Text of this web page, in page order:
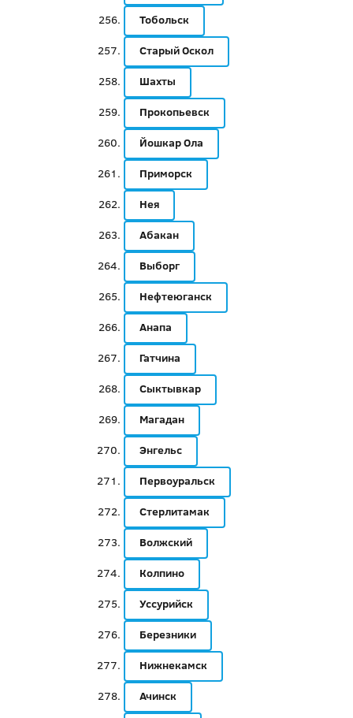
Тобольск
Старый Оскол
Шахты
Прокопьевск
Йошкар Ола
Приморск
Нея
Абакан
Выборг
Нефтеюганск
Анапа
Гатчина
Сыктывкар
Магадан
Энгельс
Первоуральск
Стерлитамак
Волжский
Колпино
Уссурийск
Березники
Нижнекамск
Ачинск